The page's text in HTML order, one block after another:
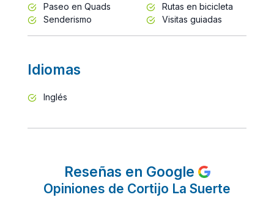
Paseo en Quads
Rutas en bicicleta
Senderismo
Visitas guiadas
Idiomas
Inglés
Reseñas en Google
Opiniones de Cortijo La Suerte